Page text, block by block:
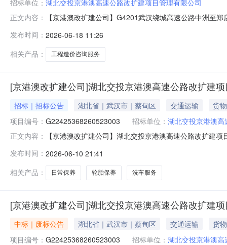
招标单位： 湖北交投京港澳高速公路改扩建项目管理有限公司
正文内容：
【京港澳改扩建公司】G4201武汉绕城高速公路中洲至
龙岛枢纽互通东，接在建的G4201武汉绕城高速公路中
澳高速公路军
发布时间： 2026-06-18 11:26
相关产品：
工程造价咨询服务
[京港澳改扩建公司]湖北交投京港澳高速公路改扩建
招标｜招标公告 湖北省｜武汉市｜蔡甸区 交通运输
货物
项目编号： G22425368260523003 招标单位： 湖北交投京港澳
正文内容：
【京港澳改扩建公司】湖北交投京港澳高速公路改扩建
理有限公司（以下简称“采购人”）的委托，对湖北交投
公开邀请潜在供应商参
发布时间： 2026-06-10 21:41
相关产品：
日常保养 轮胎保养 洗车服务
[京港澳改扩建公司]湖北交投京港澳高速公路改扩建
中标｜废标公告 湖北省｜武汉市｜蔡甸区 交通运输
货物
项目编号： G22425368260523003 招标单位： 湖北交投京港澳